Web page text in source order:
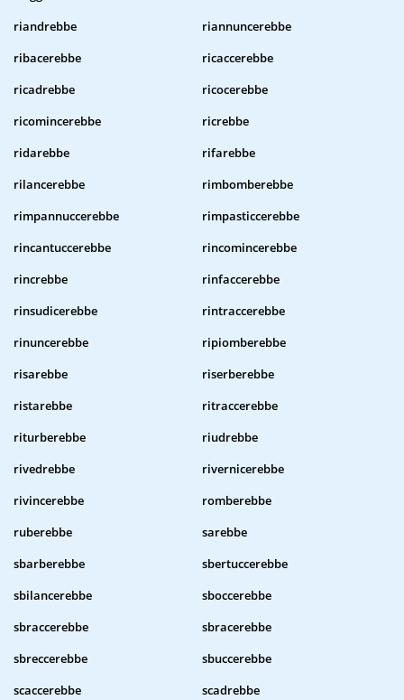
riandrebbe
riannuncerebbe
ribacerebbe
ricaccerebbe
ricadrebbe
ricocerebbe
ricomincerebbe
ricrebbe
ridarebbe
rifarebbe
rilancerebbe
rimbomberebbe
rimpannuccerebbe
rimpasticcerebbe
rincantuccerebbe
rincomincerebbe
rincrebbe
rinfaccerebbe
rinsudicerebbe
rintraccerebbe
rinuncerebbe
ripiomberebbe
risarebbe
riserberebbe
ristarebbe
ritraccerebbe
riturberebbe
riudrebbe
rivedrebbe
rivernicerebbe
rivincerebbe
romberebbe
ruberebbe
sarebbe
sbarberebbe
sbertuccerebbe
sbilancerebbe
sboccerebbe
sbraccerebbe
sbracerebbe
sbreccerebbe
sbuccerebbe
scaccerebbe
scadrebbe